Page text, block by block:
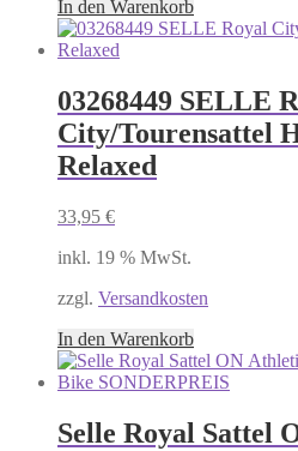
In den Warenkorb
03268449 SELLE
City/Tourensattel
Relaxed
33,95 €
inkl. 19 % MwSt.
zzgl. Versandkosten
In den Warenkorb
Selle Royal Sattel